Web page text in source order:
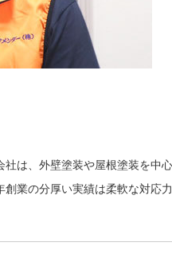
は、外壁塗装や屋根塗装を中
業の分厚い実績は柔軟な対